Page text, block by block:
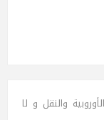
والنقل و لا